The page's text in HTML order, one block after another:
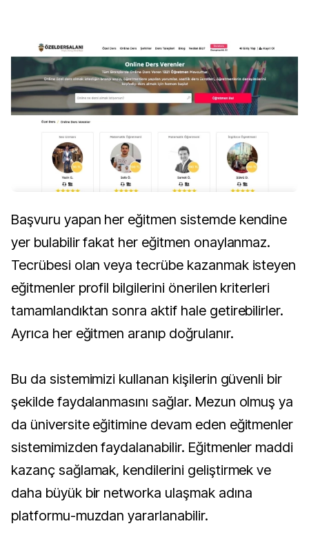
Başvuru yapan her eğitmen sistemde kendine
yer bulabilir fakat her eğitmen onaylanmaz.
Tecrübesi olan veya tecrübe kazanmak isteyen
eğitmenler profil bilgilerini önerilen kriterleri
tamamlandıktan sonra aktif hale getirebilirler.
Ayrıca her eğitmen aranıp doğrulanır.
Bu da sistemimizi kullanan kişilerin güvenli bir
şekilde faydalanmasını sağlar. Mezun olmuş ya
da üniversite eğitimine devam eden eğitmenler
sistemimizden faydalanabilir. Eğitmenler maddi
kazanç sağlamak, kendilerini geliştirmek ve
daha büyük bir networka ulaşmak adına
platformu-muzdan yararlanabilir.